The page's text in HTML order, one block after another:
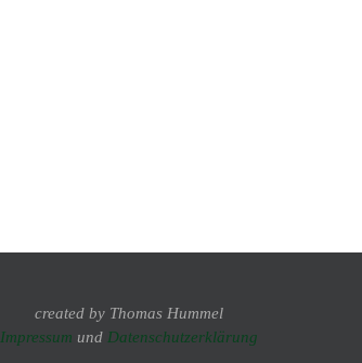
created by Thomas Hummel
Impressum und Datenschutzerklärung